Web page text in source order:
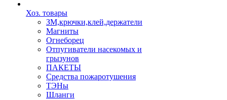
Хоз. товары
ЗМ,крючки,клей,держатели
Магниты
Огнеборец
Отпугиватели насекомых и
грызунов
ПАКЕТЫ
Средства пожаротушения
ТЭНы
Шланги